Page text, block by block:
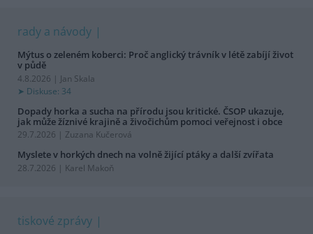
rady a návody
Mýtus o zeleném koberci: Proč anglický trávník v létě zabíjí život
v půdě
4.8.2026 | Jan Skala
Diskuse: 34
Dopady horka a sucha na přírodu jsou kritické. ČSOP ukazuje,
jak může žíznivé krajině a živočichům pomoci veřejnost i obce
29.7.2026 | Zuzana Kučerová
Myslete v horkých dnech na volně žijící ptáky a další zvířata
28.7.2026 | Karel Makoň
tiskové zprávy